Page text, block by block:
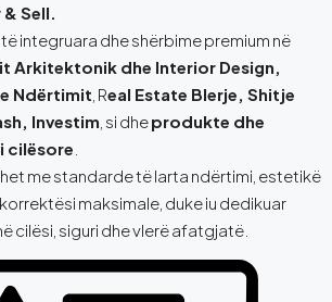
Sell.
integruara dhe shërbime premium në
Arkitektonik dhe Interior Design,
Ndërtimit , Real Estate Blerje, Shitje
Investim , si dheprodukte dhe
cilësore
me standarde të larta ndërtimi, estetikë
maksimale, duke iu dedikuar
cilësi, siguri dhe vlerë afatgjatë.